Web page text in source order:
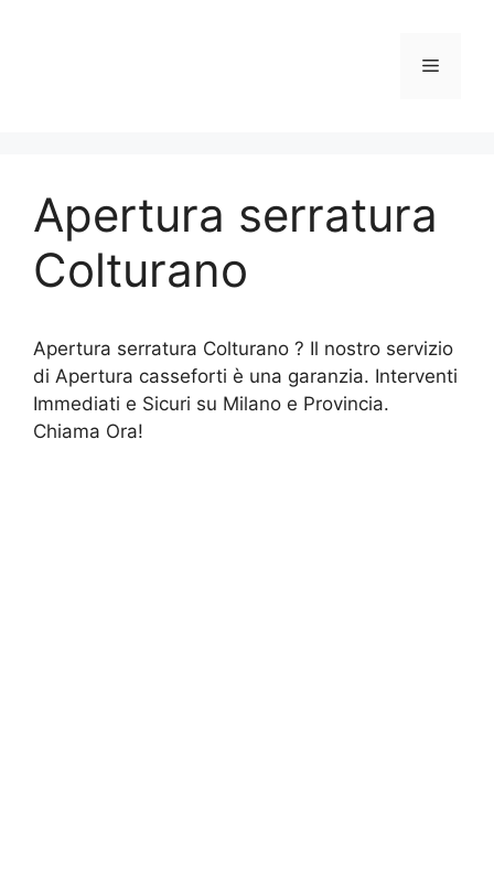
Menu
Apertura serratura
Colturano
Apertura serratura Colturano ? Il nostro servizio
di Apertura casseforti è una garanzia. Interventi
Immediati e Sicuri su Milano e Provincia.
Chiama Ora!